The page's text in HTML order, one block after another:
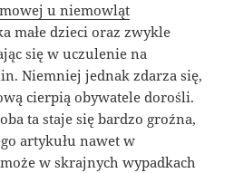
u niemowląt
małe dzieci oraz zwykle
się w uczulenie na
Niemniej jednak zdarza się,
cierpią obywatele dorośli.
ta staje się bardzo groźna,
artykułu nawet w
w skrajnych wypadkach